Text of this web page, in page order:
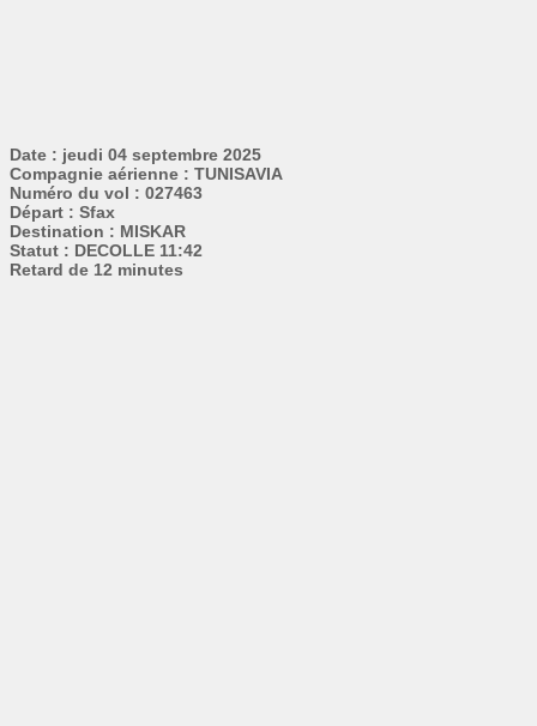
Date : jeudi 04 septembre 2025
Compagnie aérienne : TUNISAVIA
Numéro du vol : 027463
Départ : Sfax
Destination : MISKAR
Statut : DECOLLE 11:42
Retard de 12 minutes